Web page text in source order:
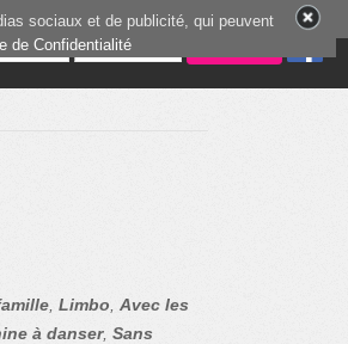
Limbo Avec les
à danser, Sans
sociaux et de publicité, qui peuvent
de Confidentialité